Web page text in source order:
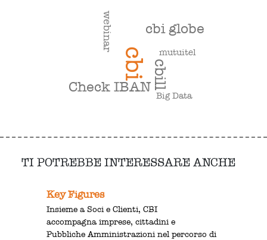
cbi cbill
cbi globe
Check IBAN
webinar mutuitel
Big Data
TI POTREBBE INTERESSARE ANCHE
Key Figures
Insieme a Soci e Clienti, CBI
accompagna imprese, cittadini e
Pubbliche Amministrazioni nel percorso di